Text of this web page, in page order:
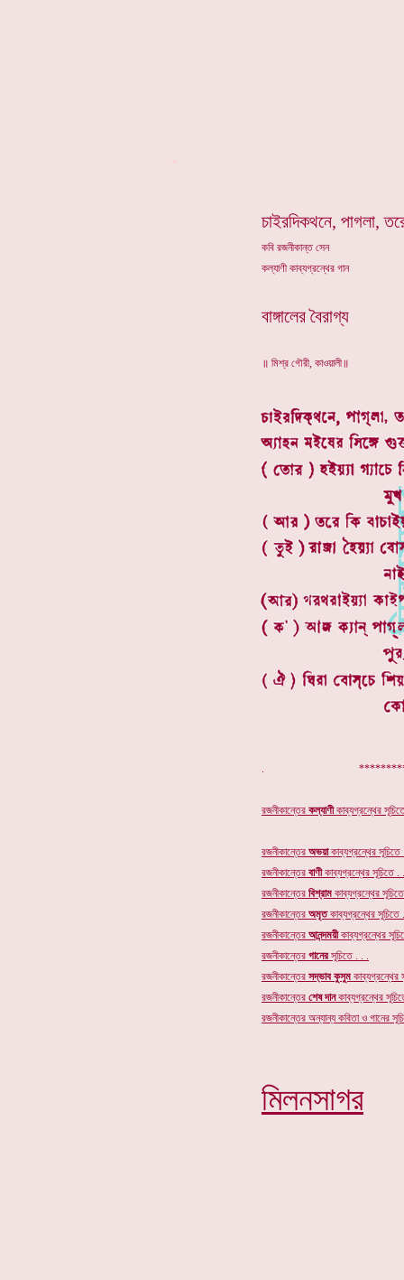
চাইরদিকথনে, পাগলা,
কবি রজনীকান্ত সেন
কল্যাণী কাব্যগ্রন্থের গান
বাঙ্গালের বৈরাগ্য
॥ মিশ্র গৌরী, কাওয়ালী॥
.
রজনীকান্তের কল্যাণীকাব্যগ্রন্থের
রজনীকান্তের অভয়াকাব্যগ্রন্থের
রজনীকান্তের বাণীকাব্যগ্রন্থের সূচিতে .
রজনীকান্তের বিশ্রাম কাব্যগ্রন্থের
রজনীকান্তের অমৃতকাব্যগ্রন্থের সূচিতে
রজনীকান্তের আনন্দময়ীকাব্যগ্রন্থের
রজনীকান্তের গানেরসূচিতে . . .
রজনীকান্তের সদ্ভাব কুসুম কাব্যগ্রন্থের
রজনীকান্তের শেষ দানকাব্যগ্রন্থের
রজনীকান্তের অন্যান্য কবিতা ও গানের
মিলনসাগর